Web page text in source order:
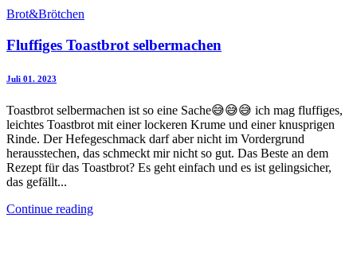
Brot&Brötchen
Fluffiges Toastbrot selbermachen
Juli 01. 2023
Toastbrot selbermachen ist so eine Sache😅😅😅 ich mag fluffiges,
leichtes Toastbrot mit einer lockeren Krume und einer knusprigen
Rinde. Der Hefegeschmack darf aber nicht im Vordergrund
herausstechen, das schmeckt mir nicht so gut. Das Beste an dem
Rezept für das Toastbrot? Es geht einfach und es ist gelingsicher,
das gefällt...
Continue reading